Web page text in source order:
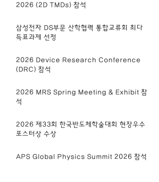
2026 (2D TMDs) 참석
삼성전자 DS부문 산학협력 통합교류회 최다
득표과제 선정
2026 Device Research Conference
(DRC) 참석
2026 MRS Spring Meeting & Exhibit 참
석
2026 제33회 한국반도체학술대회 현장우수
포스터상 수상
APS Global Physics Summit 2026 참석